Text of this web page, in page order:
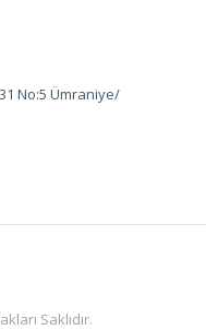
No:5 Ümraniye/
Saklıdır.